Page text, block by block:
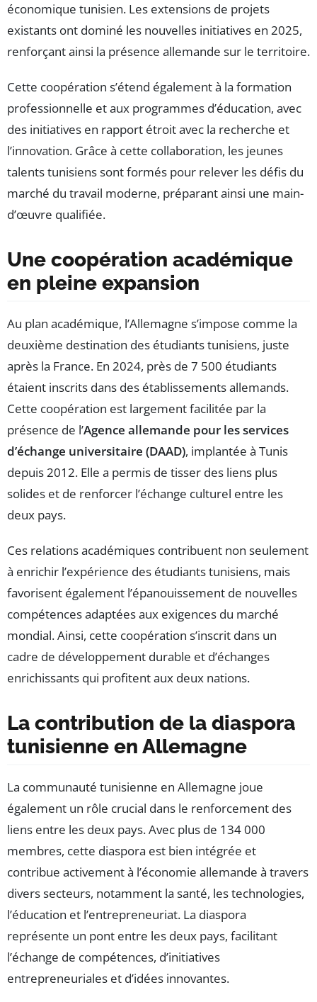
économique tunisien. Les extensions de projets
existants ont dominé les nouvelles initiatives en 2025,
renforçant ainsi la présence allemande sur le territoire.
Cette coopération s’étend également à la formation
professionnelle et aux programmes d’éducation, avec
des initiatives en rapport étroit avec la recherche et
l’innovation. Grâce à cette collaboration, les jeunes
talents tunisiens sont formés pour relever les défis du
marché du travail moderne, préparant ainsi une main-
d’œuvre qualifiée.
Une coopération académique
en pleine expansion
Au plan académique, l’Allemagne s’impose comme la
deuxième destination des étudiants tunisiens, juste
après la France. En 2024, près de 7 500 étudiants
étaient inscrits dans des établissements allemands.
Cette coopération est largement facilitée par la
présence de l’Agence allemande pour les services
d’échange universitaire (DAAD), implantée à Tunis
depuis 2012. Elle a permis de tisser des liens plus
solides et de renforcer l’échange culturel entre les
deux pays.
Ces relations académiques contribuent non seulement
à enrichir l’expérience des étudiants tunisiens, mais
favorisent également l’épanouissement de nouvelles
compétences adaptées aux exigences du marché
mondial. Ainsi, cette coopération s’inscrit dans un
cadre de développement durable et d’échanges
enrichissants qui profitent aux deux nations.
La contribution de la diaspora
tunisienne en Allemagne
La communauté tunisienne en Allemagne joue
également un rôle crucial dans le renforcement des
liens entre les deux pays. Avec plus de 134 000
membres, cette diaspora est bien intégrée et
contribue activement à l’économie allemande à travers
divers secteurs, notamment la santé, les technologies,
l’éducation et l’entrepreneuriat. La diaspora
représente un pont entre les deux pays, facilitant
l’échange de compétences, d’initiatives
entrepreneuriales et d’idées innovantes.